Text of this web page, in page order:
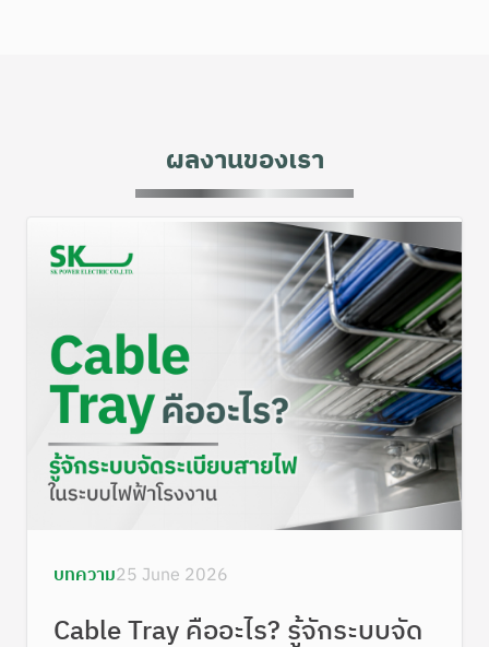
ผลงานของเรา
บทความ25 June 2026
Cable Tray คืออะไร? รู้จักระบบจัด